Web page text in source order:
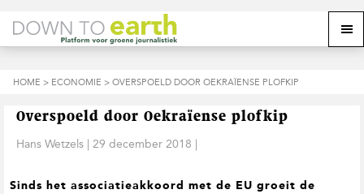
p
r
n
e
o
o
n
o
p
r
n
e
M
HOME > ECONOMIE > OVERSPOELD DOOR OEKRAÏENSE PLOFKIP
Overspoeld door Oekraïense plofkip
Hans Wetzels | 29 december 2018 |
Sinds het associatieakkoord met de EU groeit de